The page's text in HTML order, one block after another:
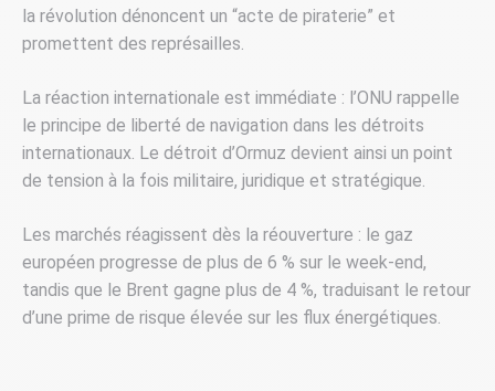
la révolution dénoncent un “acte de piraterie” et
promettent des représailles.
La réaction internationale est immédiate : l’ONU rappelle
le principe de liberté de navigation dans les détroits
internationaux. Le détroit d’Ormuz devient ainsi un point
de tension à la fois militaire, juridique et stratégique.
Les marchés réagissent dès la réouverture : le gaz
européen progresse de plus de 6 % sur le week-end,
tandis que le Brent gagne plus de 4 %, traduisant le retour
d’une prime de risque élevée sur les flux énergétiques.